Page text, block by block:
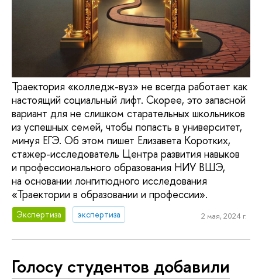
Траектория «колледж-вуз» не всегда работает как
настоящий социальный лифт. Скорее, это запасной
вариант для не слишком старательных школьников
из успешных семей, чтобы попасть в университет,
минуя ЕГЭ. Об этом пишет Елизавета Коротких,
стажер-исследователь Центра развития навыков
и профессионального образования НИУ ВШЭ,
на основании лонгитюдного исследования
«Траектории в образовании и профессии».
Экспертиза экспертиза 2 мая, 2024 г.
Голосу студентов добавили